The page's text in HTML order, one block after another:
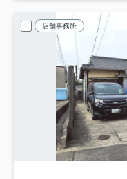
店舗事務所